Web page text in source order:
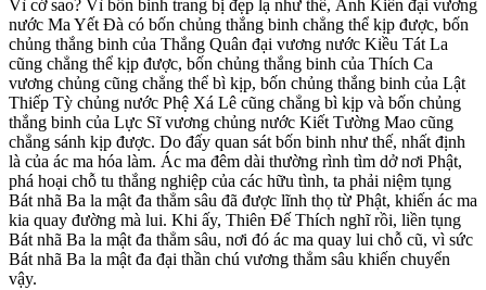
Vì cớ sao? Vì bốn binh trang bị đẹp lạ như thế, Ảnh Kiên đại vương
nước Ma Yết Đà có bốn chủng thắng binh chẳng thể kịp được, bốn
chủng thắng binh của Thắng Quân đại vương nước Kiều Tát La
cũng chẳng thể kịp được, bốn chủng thắng binh của Thích Ca
vương chủng cũng chẳng thể bì kịp, bốn chủng thắng binh của Lật
Thiếp Tỳ chủng nước Phệ Xá Lê cũng chẳng bì kịp và bốn chủng
thắng binh của Lực Sĩ vương chủng nước Kiết Tường Mao cũng
chẳng sánh kịp được. Do đấy quan sát bốn binh như thế, nhất định
là của ác ma hóa làm. Ác ma đêm dài thường rình tìm dở nơi Phật,
phá hoại chỗ tu thắng nghiệp của các hữu tình, ta phải niệm tụng
Bát nhã Ba la mật đa thẳm sâu đã được lĩnh thọ từ Phật, khiến ác ma
kia quay đường mà lui. Khi ấy, Thiên Đế Thích nghĩ rồi, liền tụng
Bát nhã Ba la mật đa thẳm sâu, nơi đó ác ma quay lui chỗ cũ, vì sức
Bát nhã Ba la mật đa đại thần chú vương thẳm sâu khiến chuyển
vậy.